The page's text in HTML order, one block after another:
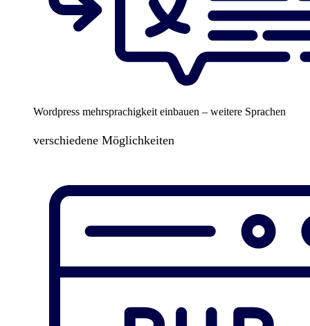
Wordpress mehrsprachigkeit einbauen – weitere Sprachen
verschiedene Möglichkeiten